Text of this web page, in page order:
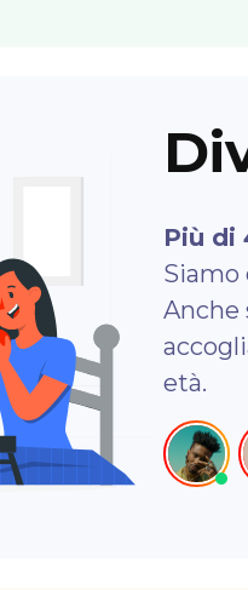
Più di
Siamo
Anche
età.